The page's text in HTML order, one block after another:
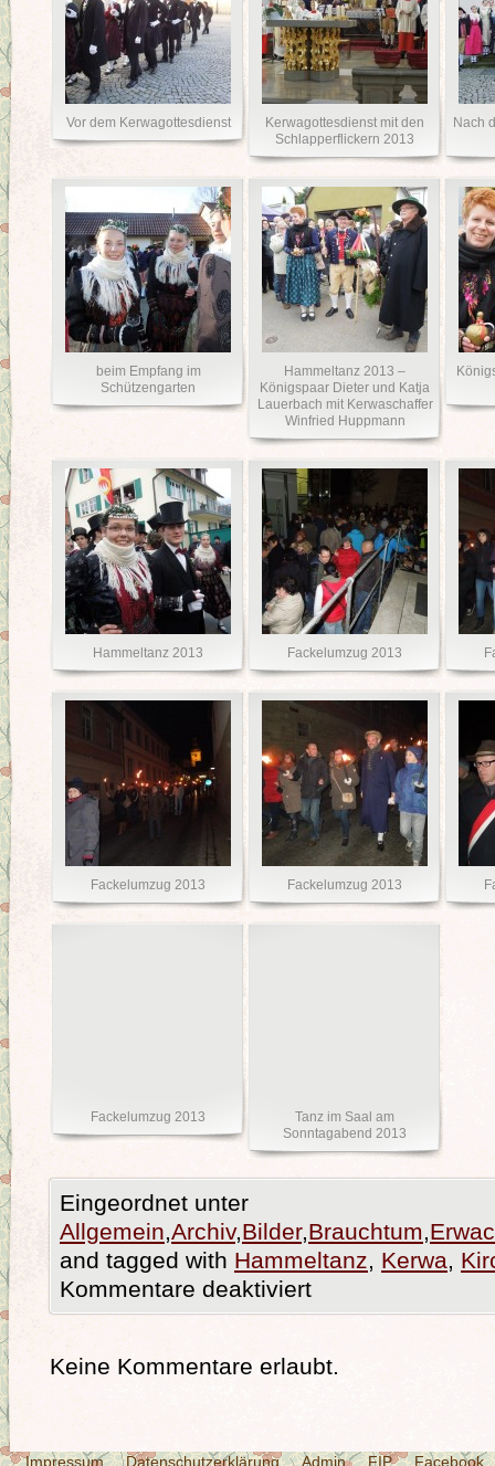
Vor dem Kerwagottesdienst
Kerwagottesdienst mit den
Schlapperflickern 2013
Nach
beim Empfang im
Schützengarten
Hammeltanz 2013 –
Königspaar Dieter und Katja
Lauerbach mit Kerwaschaffer
Winfried Huppmann
Hammeltanz 2013 Fackelumzug 2013
Fackelumzug 2013 Fackelumzug 2013
Fackelumzug 2013
Tanz im Saal am
Sonntagabend 2013
Eingeordnet unter
Allgemein,Archiv,Bilder,Brauchtum,
and tagged with Hammeltanz, Kerwa,
Kommentare deaktiviert
Keine Kommentare erlaubt.
Impressum Datenschutzerklärung Admin FIP Facebook